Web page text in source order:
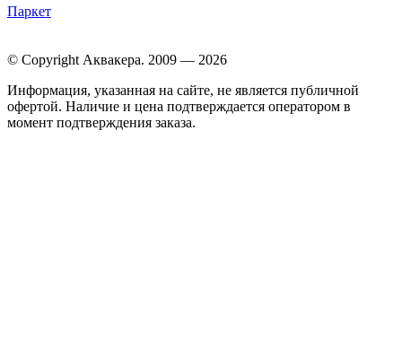
Паркет
© Copyright Аквакера. 2009 — 2026
Информация, указанная на сайте, не является публичной
офертой. Наличие и цена подтверждается оператором в
момент подтверждения заказа.